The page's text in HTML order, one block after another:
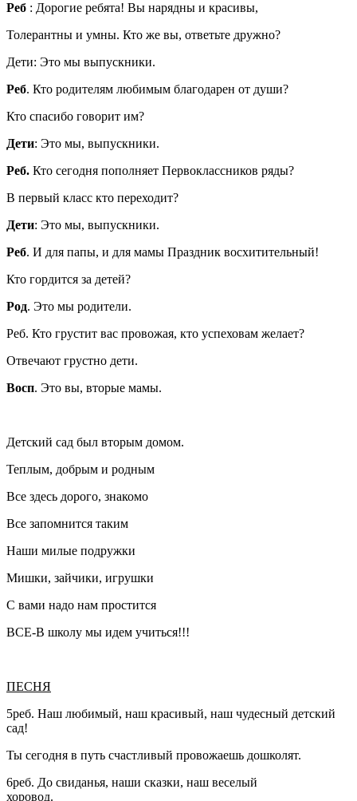
Реб : Дорогие ребята! Вы нарядны и красивы,
Толерантны и умны. Кто же вы, ответьте дружно?
Дети: Это мы выпускники.
Реб. Кто родителям любимым благодарен от души?
Кто спасибо говорит им?
Дети: Это мы, выпускники.
Реб. Кто сегодня пополняет Первоклассников ряды?
В первый класс кто переходит?
Дети: Это мы, выпускники.
Реб. И для папы, и для мамы Праздник восхитительный!
Кто гордится за детей?
Род. Это мы родители.
Реб. Кто грустит вас провожая, кто успеховам желает?
Отвечают грустно дети.
Восп. Это вы, вторые мамы.
Детский сад был вторым домом.
Теплым, добрым и родным
Все здесь дорого, знакомо
Все запомнится таким
Наши милые подружки
Мишки, зайчики, игрушки
С вами надо нам простится
ВСЕ-В школу мы идем учиться!!!
ПЕСНЯ
5реб. Наш любимый, наш красивый, наш чудесный детский
сад!
Ты сегодня в путь счастливый провожаешь дошколят.
6реб. До свиданья, наши сказки, наш веселый
хоровод.